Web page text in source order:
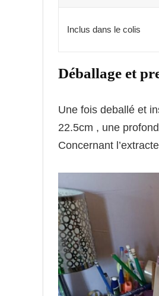
Inclus dans le colis
Déballage et
Une fois deballé et
22.5cm , une
Concernant